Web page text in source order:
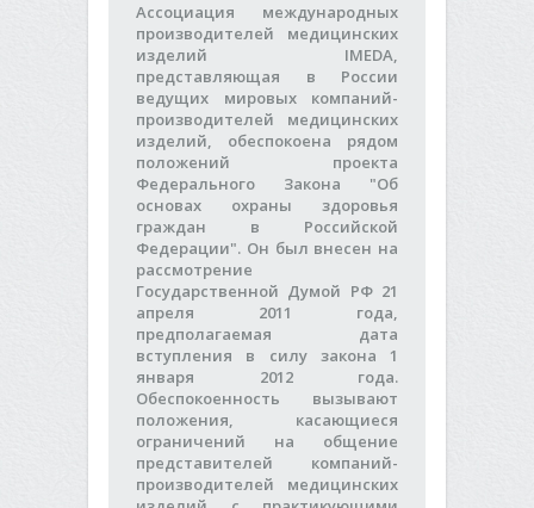
Ассоциация международных
производителей медицинских
изделий IMEDA,
представляющая в России
ведущих мировых компаний-
производителей медицинских
изделий, обеспокоена рядом
положений проекта
Федерального Закона "Об
основах охраны здоровья
граждан в Российской
Федерации". Он был внесен на
рассмотрение
Государственной Думой РФ 21
апреля 2011 года,
предполагаемая дата
вступления в силу закона 1
января 2012 года.
Обеспокоенность вызывают
положения, касающиеся
ограничений на общение
представителей компаний-
производителей медицинских